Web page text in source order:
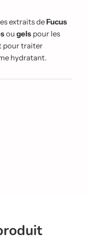
extraits deFucus
ou gels pour les
pour traiter
hydratant.